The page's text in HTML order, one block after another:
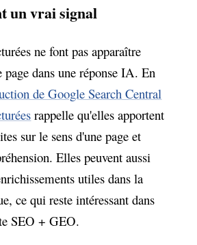
un vrai signal
ne font pas apparaître
dans une réponse IA. En
de Google Search Central
rappelle qu'elles apportent
sur le sens d'une page et
Elles peuvent aussi
utiles dans la
ce qui reste intéressant dans
SEO + GEO.
suis l'assistant IA de Julien
peux répondre à vos
le SEO et l'intelligence
me basant sur le contenu
Comment puis-je vous aider
?